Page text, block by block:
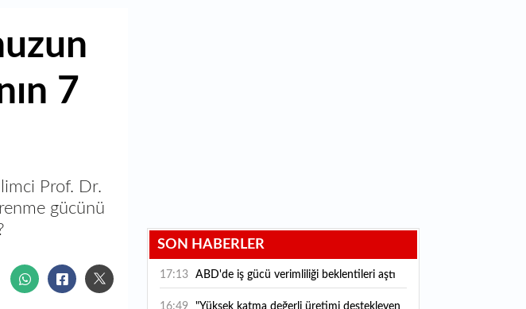
7
Prof. Dr.
gücünü
SON HABERLER
17:13 ABD'de iş gücü verimliliği beklentileri aştı
16:49
"Yüksek katma değerli üretimi destekleyen